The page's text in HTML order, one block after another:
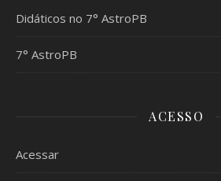
Didáticos no 7° AstroPB
7° AstroPB
ACESSO
Acessar